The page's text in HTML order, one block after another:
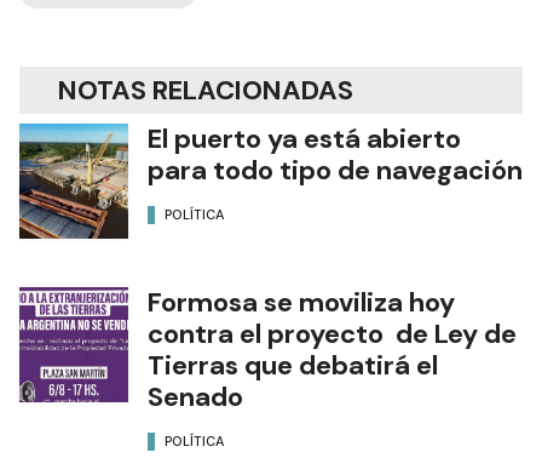
NOTAS RELACIONADAS
El puerto ya está abierto
para todo tipo de navegación
POLÍTICA
Formosa se moviliza hoy
contra el proyecto de Ley de
Tierras que debatirá el
Senado
POLÍTICA